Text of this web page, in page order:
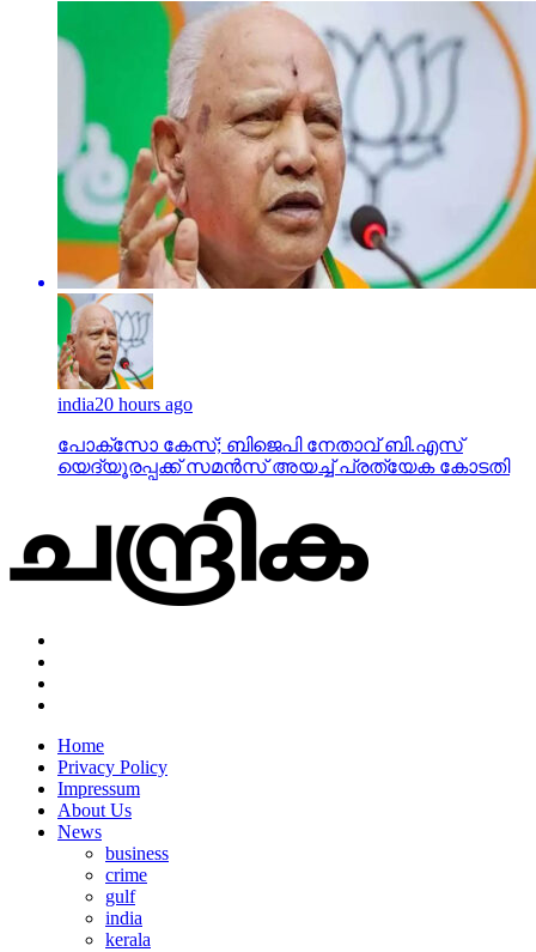
india20 hours ago
പോക്‌സോ കേസ്; ബിജെപി നേതാവ് ബി.എസ്
യെദ്യൂരപ്പക്ക് സമന്‍സ് അയച്ച് പ്രത്യേക കോടതി
Home
Privacy Policy
Impressum
About Us
News
business
crime
gulf
india
kerala